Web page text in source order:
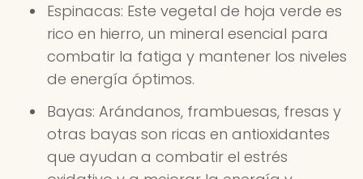
Espinacas: Este vegetal de hoja verde es
rico en hierro, un mineral esencial para
combatir la fatiga y mantener los niveles
de energía óptimos.
Bayas: Arándanos, frambuesas, fresas y
otras bayas son ricas en antioxidantes
que ayudan a combatir el estrés